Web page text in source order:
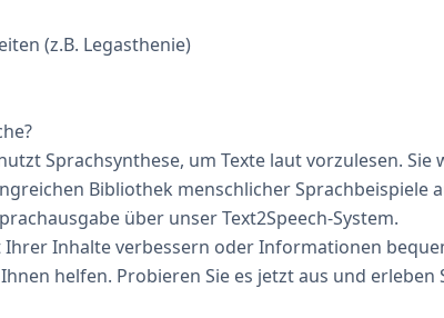
(z.B. Legasthenie)
Sprachsynthese, um Texte laut vorzulesen. Sie
Bibliothek menschlicher Sprachbeispiele
über unser Text2Speech-System.
Ihrer Inhalte verbessern oder Informationen
helfen. Probieren Sie es jetzt aus und erleben